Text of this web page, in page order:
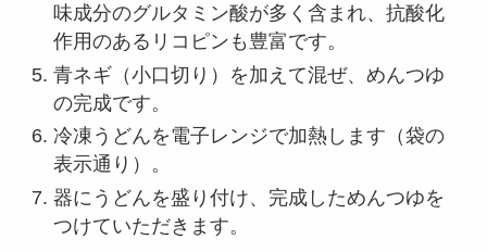
味成分のグルタミン酸が多く含まれ、抗酸化
作用のあるリコピンも豊富です。
青ネギ（小口切り）を加えて混ぜ、めんつゆ
の完成です。
冷凍うどんを電子レンジで加熱します（袋の
表示通り）。
器にうどんを盛り付け、完成しためんつゆを
つけていただきます。